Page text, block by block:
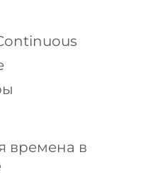
времена в